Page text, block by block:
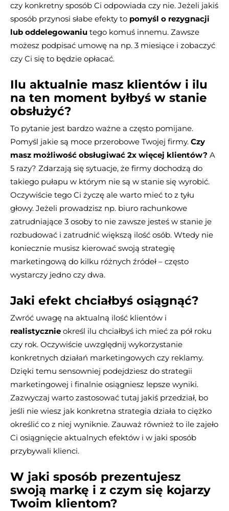
czy konkretny sposób Ci odpowiada czy nie. Jeżeli jakiś
sposób przynosi słabe efekty to pomyśl o rezygnacji
lub oddelegowaniu tego komuś innemu. Zawsze
możesz podpisać umowę na np. 3 miesiące i zobaczyć
czy Ci się to będzie opłacać.
Ilu aktualnie masz klientów i ilu
na ten moment byłbyś w stanie
obsłużyć?
To pytanie jest bardzo ważne a często pomijane.
Pomyśl jakie są moce przerobowe Twojej firmy. Czy
masz możliwość obsługiwać 2x więcej klientów? A
5 razy? Zdarzają się sytuacje, że firmy dochodzą do
takiego pułapu w którym nie są w stanie się wyrobić.
Oczywiście tego Ci życzę ale warto mieć to z tyłu
głowy. Jeżeli prowadzisz np. biuro rachunkowe
zatrudniające 3 osoby to nie zawsze jesteś w stanie je
rozbudować i zatrudnić większą ilość osób. Wtedy nie
koniecznie musisz kierować swoją strategię
marketingową do kilku różnych źródeł – często
wystarczy jedno czy dwa.
Jaki efekt chciałbyś osiągnąć?
Zwróć uwagę na aktualną ilość klientów i
realistycznie określ ilu chciałbyś ich mieć za pół roku
czy rok. Oczywiście uwzględnij wykorzystanie
konkretnych działań marketingowych czy reklamy.
Dzięki temu sensowniej podejdziesz do strategii
marketingowej i finalnie osiągniesz lepsze wyniki.
Zazwyczaj warto zastosować tutaj jakiś przedział, bo
jeśli nie wiesz jak konkretna strategia działa to ciężko
określić co z niej wyniknie. Zauważ również to ile zajeło
Ci osiągnięcie aktualnych efektów i w jaki sposób
przybywali klienci.
W jaki sposób prezentujesz
swoją markę i z czym się kojarzy
Twoim klientom?